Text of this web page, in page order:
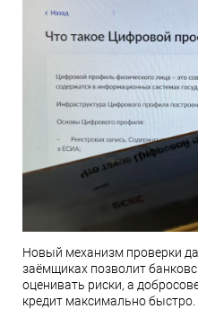
Новый механизм проверки
заёмщиках позволит
оценивать риски, а
кредит максимально быстро.